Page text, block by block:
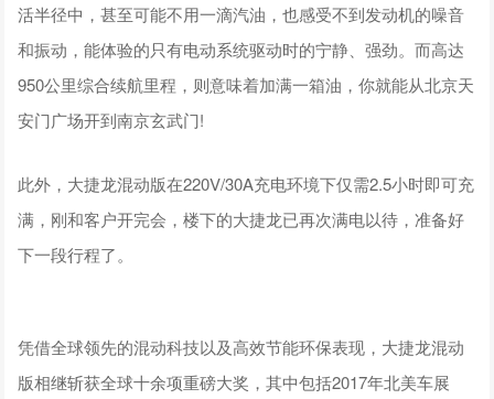
活半径中，甚至可能不用一滴汽油，也感受不到发动机的噪音
和振动，能体验的只有电动系统驱动时的宁静、强劲。而高达
950公里综合续航里程，则意味着加满一箱油，你就能从北京天
安门广场开到南京玄武门!
此外，大捷龙混动版在220V/30A充电环境下仅需2.5小时即可充
满，刚和客户开完会，楼下的大捷龙已再次满电以待，准备好
下一段行程了。
凭借全球领先的混动科技以及高效节能环保表现，大捷龙混动
版相继斩获全球十余项重磅大奖，其中包括2017年北美车展